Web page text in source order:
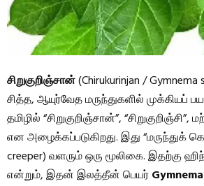
சிறுகுறிஞ்சான்(Chirukurinjan /
சித்த, ஆயுர்வேத மருந்துகளில் முக்கியப்
தமிழில் “சிறுகுறிஞ்சான்”, “சிறுகுறிஞ்சி”,
என அழைக்கப்படுகிறது. இது “மருந்துக்
creeper) வளரும் ஒரு மூலிகை. இதற்கு
என்றும், இதன் இலத்தீன் பெயர்